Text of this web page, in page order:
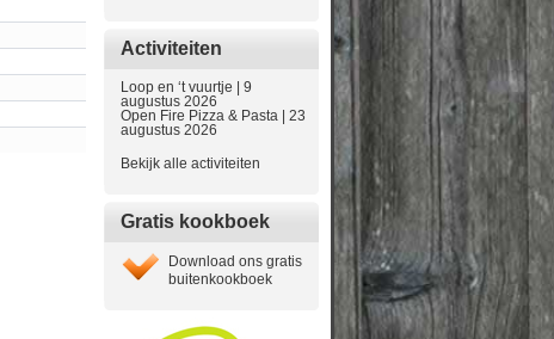
Activiteiten
Loop en ‘t vuurtje | 9
augustus 2026
Open Fire Pizza & Pasta | 23
augustus 2026
Bekijk alle activiteiten
Gratis kookboek
Download ons gratis
buitenkookboek